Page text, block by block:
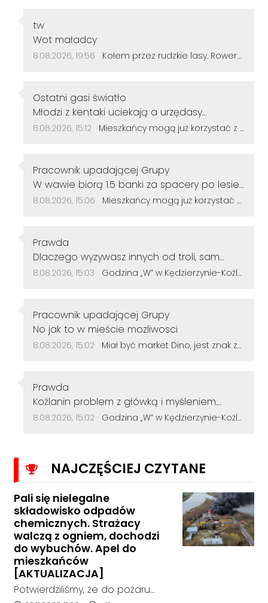
Autor komentarza:
tw
Treść komentarza:
Wot maładcy
Data dodania komentarza:
8.08.2026, 19:56 Źródło komentarza:
Kołem przez rudzkie lasy. Rowerzyści z Kędzierzyna-Koźla pokonali 50 kilometrów
Autor komentarza:
Ostatni gasi światło
Treść komentarza:
Młodzi z kentaki uciekają a urzędasy
otwierają alejki nic nieznaczące dla rozwoju
Data dodania komentarza:
8.08.2026, 15:12 Źródło komentarza:
Mieszkańcy mogą już korzystać z powiększonego parku w Śródmieściu. Są nowe alejki i ławki
Autor komentarza:
Pracownik upadającej Grupy
Treść komentarza:
W wawie biorą 1.5 banki za spacery po lesie
u nas ile
Data dodania komentarza:
8.08.2026, 15:06 Źródło komentarza:
Mieszkańcy mogą już korzystać z powiększonego parku w Śródmieściu. Są nowe alejki i ławki
Autor komentarza:
Prawda
Treść komentarza:
Dlaczego wyzywasz innych od troli, sam
jesteś tępy. Życzę więcej rozumu.
Data dodania komentarza:
8.08.2026, 15:03 Źródło komentarza:
Godzina „W” w Kędzierzynie-Koźlu. Mieszkańcy uczcili pamięć powstańców warszawskich
Autor komentarza:
Pracownik upadającej Grupy
Treść komentarza:
No jak to w mieście mozliwosci
Data dodania komentarza:
8.08.2026, 15:02 Źródło komentarza:
Miał być market Dino, jest znak zapytania. Przetarg na działkę przy szkole zakończył się bez ofert
Autor komentarza:
Prawda
Treść komentarza:
Koźlanin problem z główką i myśleniem.
Psychiatra pomoże.
Data dodania komentarza:
8.08.2026, 15:02 Źródło komentarza:
Godzina „W” w Kędzierzynie-Koźlu. Mieszkańcy uczcili pamięć powstańców warszawskich
NAJCZĘŚCIEJ CZYTANE
Pali się nielegalne
składowisko odpadów
chemicznych. Strażacy
walczą z ogniem, dochodzi
do wybuchów. Apel do
mieszkańców
[AKTUALIZACJA]
Potwierdziliśmy, że do pożaru